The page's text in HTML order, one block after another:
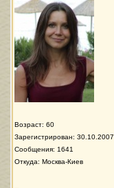
Возраст: 60
Зарегистрирован: 30.10.2007
Сообщения: 1641
Откуда: Москва-Киев